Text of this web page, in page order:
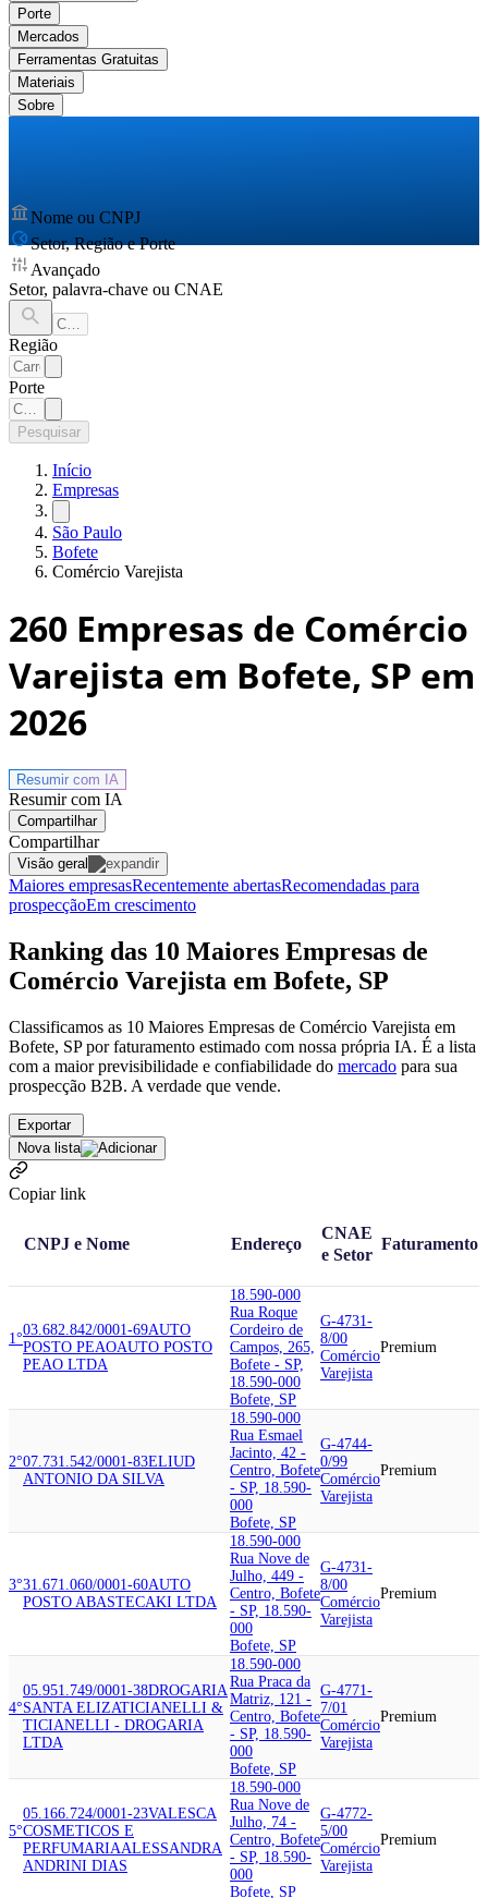
Porte
Mercados
Ferramentas Gratuitas
Materiais
Sobre
Nome ou CNPJ
Setor, Região e Porte
Avançado
Setor, palavra-chave ou CNAE
Região
Porte
Pesquisar
Início
Empresas
São Paulo
Bofete
Comércio Varejista
260 Empresas de Comércio
Varejista em Bofete, SP em
2026
Resumir com IA
Resumir com IA
Compartilhar
Compartilhar
Visão geral
Maiores empresasRecentemente abertasRecomendadas para
prospecçãoEm crescimento
Ranking das 10 Maiores Empresas de
Comércio Varejista em Bofete, SP
Classificamos as 10 Maiores Empresas de Comércio Varejista em
Bofete, SP por faturamento estimado com nossa própria IA. É a lista
com a maior previsibilidade e confiabilidade do mercado para sua
prospecção B2B. A verdade que vende.
Exportar
Nova lista
Copiar link
CNPJ e Nome Endereço
CNAE
e Setor
Faturamento
1°
03.682.842/0001-69AUTO
POSTO PEAOAUTO POSTO
PEAO LTDA
18.590-000
Rua Roque
Cordeiro de
Campos, 265,
Bofete - SP,
18.590-000
Bofete, SP
G-4731-
8/00
Comércio
Varejista
Premium
2°07.731.542/0001-83ELIUD
ANTONIO DA SILVA
18.590-000
Rua Esmael
Jacinto, 42 -
Centro, Bofete
- SP, 18.590-
000
Bofete, SP
G-4744-
0/99
Comércio
Varejista
Premium
3°31.671.060/0001-60AUTO
POSTO ABASTECAKI LTDA
18.590-000
Rua Nove de
Julho, 449 -
Centro, Bofete
- SP, 18.590-
000
Bofete, SP
G-4731-
8/00
Comércio
Varejista
Premium
4°
05.951.749/0001-38DROGARIA
SANTA ELIZATICIANELLI &
TICIANELLI - DROGARIA
LTDA
18.590-000
Rua Praca da
Matriz, 121 -
Centro, Bofete
- SP, 18.590-
000
Bofete, SP
G-4771-
7/01
Comércio
Varejista
Premium
5°
05.166.724/0001-23VALESCA
COSMETICOS E
PERFUMARIAALESSANDRA
ANDRINI DIAS
18.590-000
Rua Nove de
Julho, 74 -
Centro, Bofete
- SP, 18.590-
000
Bofete, SP
G-4772-
5/00
Comércio
Varejista
Premium